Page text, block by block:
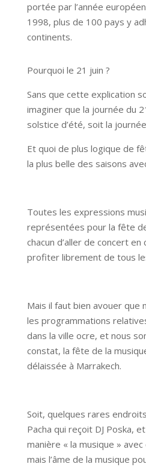
portée par l’année
1998, plus de 100 pays y
continents.
Pourquoi le 21 juin ?
Sans que cette explication
imaginer que la journée du
solstice d’été, soit la
Et quoi de plus logique de
la plus belle des saisons
Toutes les expressions
représentées pour la fête
chacun d’aller de concert
profiter librement de tous
Mais il faut bien avouer que
les programmations
dans la ville ocre, et nous
constat, la fête de la
délaissée à Marrakech.
Soit, quelques rares
Pacha qui reçoit DJ Poska,
manière « la musique »
mais l’âme de la musique